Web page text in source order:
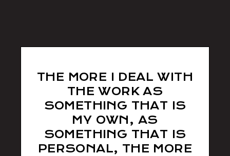
THE MORE I DEAL WITH
THE WORK AS
SOMETHING THAT IS
MY OWN, AS
SOMETHING THAT IS
PERSONAL, THE MORE